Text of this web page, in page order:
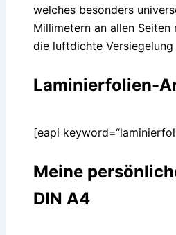
welches besonders
Millimetern an allen
die luftdichte
Laminierfolien-
[eapi
Meine
DIN A4